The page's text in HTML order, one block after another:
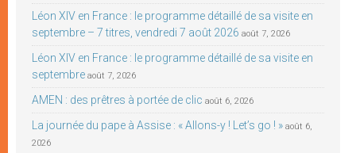
Léon XIV en France : le programme détaillé de sa visite en
septembre – 7 titres, vendredi 7 août 2026 août 7, 2026
Léon XIV en France : le programme détaillé de sa visite en
septembre août 7, 2026
AMEN : des prêtres à portée de clic août 6, 2026
La journée du pape à Assise : « Allons-y ! Let’s go ! » août 6,
2026